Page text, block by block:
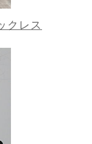
クレス